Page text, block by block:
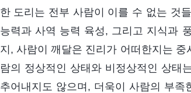
한 도리는 전부 사람이 이를 수 없는 것
능력과 사역 능력 육성, 그리고 지식과
지, 사람이 깨달은 진리가 어떠한지는
람의 정상적인 상태와 비정상적인 상태
추어내지도 않으며, 더욱이 사람의 부